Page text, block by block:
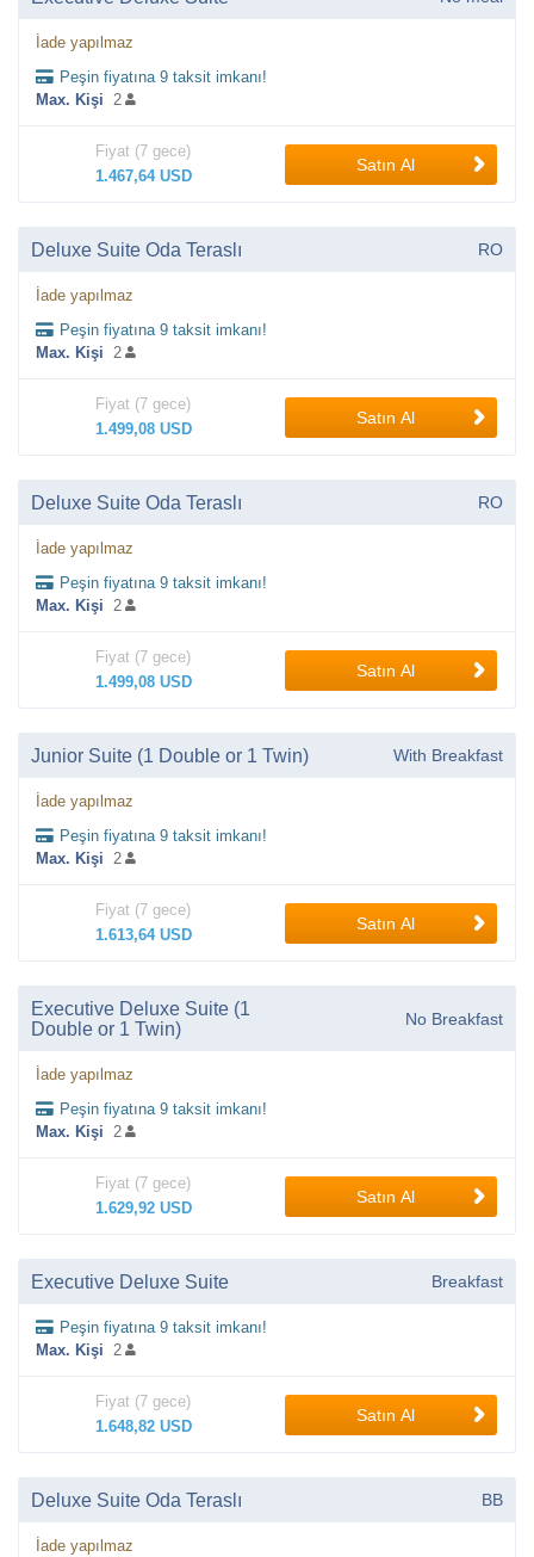
İade yapılmaz
Peşin fiyatına 9 taksit imkanı!
Max. Kişi 2
Fiyat (7 gece)
1.467,64 USD
Satın Al
Deluxe Suite Oda Teraslı RO
İade yapılmaz
Peşin fiyatına 9 taksit imkanı!
Max. Kişi 2
Fiyat (7 gece)
1.499,08 USD
Satın Al
Deluxe Suite Oda Teraslı RO
İade yapılmaz
Peşin fiyatına 9 taksit imkanı!
Max. Kişi 2
Fiyat (7 gece)
1.499,08 USD
Satın Al
Junior Suite (1 Double or 1 Twin) With Breakfast
İade yapılmaz
Peşin fiyatına 9 taksit imkanı!
Max. Kişi 2
Fiyat (7 gece)
1.613,64 USD
Satın Al
Executive Deluxe Suite (1
Double or 1 Twin)
No Breakfast
İade yapılmaz
Peşin fiyatına 9 taksit imkanı!
Max. Kişi 2
Fiyat (7 gece)
1.629,92 USD
Satın Al
Executive Deluxe Suite Breakfast
Peşin fiyatına 9 taksit imkanı!
Max. Kişi 2
Fiyat (7 gece)
1.648,82 USD
Satın Al
Deluxe Suite Oda Teraslı BB
İade yapılmaz